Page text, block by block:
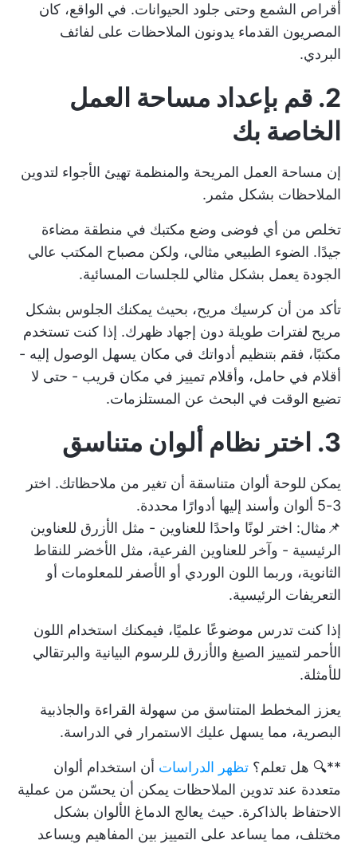
أقراص الشمع وحتى جلود الحيوانات. في الواقع، كان
المصريون القدماء يدونون الملاحظات على لفائف
البردي.
2. قم بإعداد مساحة العمل
الخاصة بك
إن مساحة العمل المريحة والمنظمة تهيئ الأجواء لتدوين
الملاحظات بشكل مثمر.
تخلص من أي فوضى وضع مكتبك في منطقة مضاءة
جيدًا. الضوء الطبيعي مثالي، ولكن مصباح المكتب عالي
الجودة يعمل بشكل مثالي للجلسات المسائية.
تأكد من أن كرسيك مريح، بحيث يمكنك الجلوس بشكل
مريح لفترات طويلة دون إجهاد ظهرك. إذا كنت تستخدم
مكتبًا، فقم بتنظيم أدواتك في مكان يسهل الوصول إليه -
أقلام في حامل، وأقلام تمييز في مكان قريب - حتى لا
تضيع الوقت في البحث عن المستلزمات.
3. اختر نظام ألوان متناسق
يمكن للوحة ألوان متناسقة أن تغير من ملاحظاتك. اختر
3-5 ألوان وأسند إليها أدوارًا محددة.
📌مثال: اختر لونًا واحدًا للعناوين - مثل الأزرق للعناوين
الرئيسية - وآخر للعناوين الفرعية، مثل الأخضر للنقاط
الثانوية، وربما اللون الوردي أو الأصفر للمعلومات أو
التعريفات الرئيسية.
إذا كنت تدرس موضوعًا علميًا، فيمكنك استخدام اللون
الأحمر لتمييز الصيغ والأزرق للرسوم البيانية والبرتقالي
للأمثلة.
يعزز المخطط المتناسق من سهولة القراءة والجاذبية
البصرية، مما يسهل عليك الاستمرار في الدراسة.
**🔍 هل تعلم؟ تظهر الدراسات أن استخدام ألوان
متعددة عند تدوين الملاحظات يمكن أن يحسّن من عملية
الاحتفاظ بالذاكرة. حيث يعالج الدماغ الألوان بشكل
مختلف، مما يساعد على التمييز بين المفاهيم ويساعد